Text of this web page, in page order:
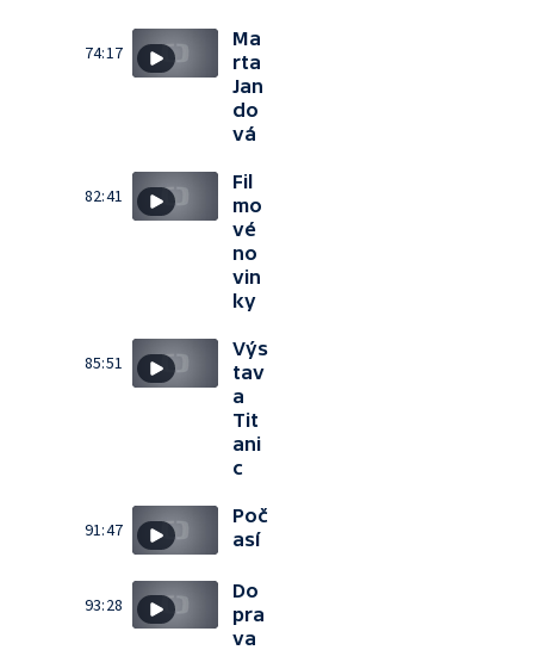
74:17
Ma
rta
Jan
do
vá
82:41
Fil
mo
vé
no
vin
ky
85:51
Výs
tav
a
Tit
ani
c
91:47
Poč
así
93:28
Do
pra
va